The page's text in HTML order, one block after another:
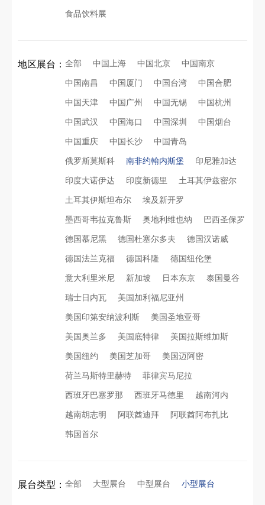
食品饮料展
地区展台： 全部 中国上海 中国北京 中国南京
中国南昌 中国厦门 中国台湾 中国合肥
中国天津 中国广州 中国无锡 中国杭州
中国武汉 中国海口 中国深圳 中国烟台
中国重庆 中国长沙 中国青岛
俄罗斯莫斯科 南非约翰内斯堡 印尼雅加达
印度大诺伊达 印度新德里 土耳其伊兹密尔
土耳其伊斯坦布尔 埃及新开罗
墨西哥韦拉克鲁斯 奥地利维也纳 巴西圣保罗
德国慕尼黑 德国杜塞尔多夫 德国汉诺威
德国法兰克福 德国科隆 德国纽伦堡
意大利里米尼 新加坡 日本东京 泰国曼谷
瑞士日内瓦 美国加利福尼亚州
美国印第安纳波利斯 美国圣地亚哥
美国奥兰多 美国底特律 美国拉斯维加斯
美国纽约 美国芝加哥 美国迈阿密
荷兰马斯特里赫特 菲律宾马尼拉
西班牙巴塞罗那 西班牙马德里 越南河内
越南胡志明 阿联酋迪拜 阿联酋阿布扎比
韩国首尔
展台类型： 全部 大型展台 中型展台 小型展台